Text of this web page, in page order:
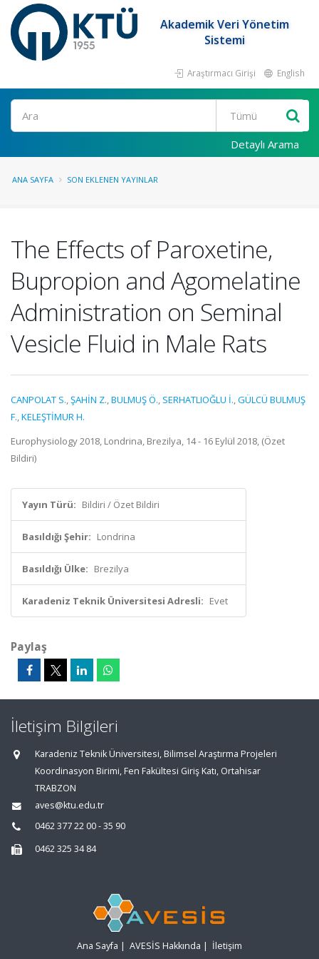
Akademik Veri Yönetim
Sistemi
Araştırmacı Girişi English
Ara
Detaylı Arama
ANA SAYFA SON EKLENEN YAYINLAR
The Effects of Paroxetine,
Bupropion and Agomelatine
Administration on Seminal
Vesicle Fluid in Male Rats
CANPOLAT S.,ŞAHİN Z.,BULMUŞ Ö., SERHATLIOĞLU İ.,GÜLCÜ BULMUŞ
F.,KELEŞTİMUR H.
Europhysiology 2018, Londrina, Brezilya, 14 - 16 Eylül 2018, (Özet
Bildiri)
Yayın Türü: Bildiri / Özet Bildiri
Basıldığı Şehir: Londrina
Basıldığı Ülke: Brezilya
Karadeniz Teknik Üniversitesi Adresli: Evet
Paylaş
İletişim Bilgileri
Karadeniz Teknik Üniversitesi, Bilimsel Araştırma Projeleri
Koordinasyon Birimi, Fen Fakültesi Giriş Katı, Ortahisar
TRABZON
aves@ktu.edu.tr
0462 377 22 00 - 35 90
0462 325 34 84
Ana Sayfa | AVESİS Hakkında | İletişim